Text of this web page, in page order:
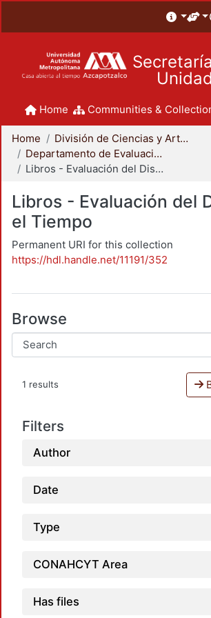
Unidad
Home Communities &
Home
División de Ciencias y Artes para el Diseño
Departamento de Evaluación del Diseño en el Tiempo
Libros - Evaluación del Diseño en el Tiempo
Libros - Evaluación del
el Tiempo
Permanent URI for this collection
https://hdl.handle.net/11191/352
Browse
1 results
Filters
Author
Date
Type
CONAHCYT Area
Has files